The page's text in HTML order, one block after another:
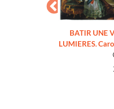
BATIR UNE
LUMIERES.